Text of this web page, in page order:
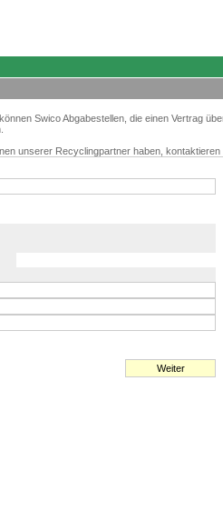
Swico Abgabestellen, die einen Vertrag
unserer Recyclingpartner haben, kontaktieren